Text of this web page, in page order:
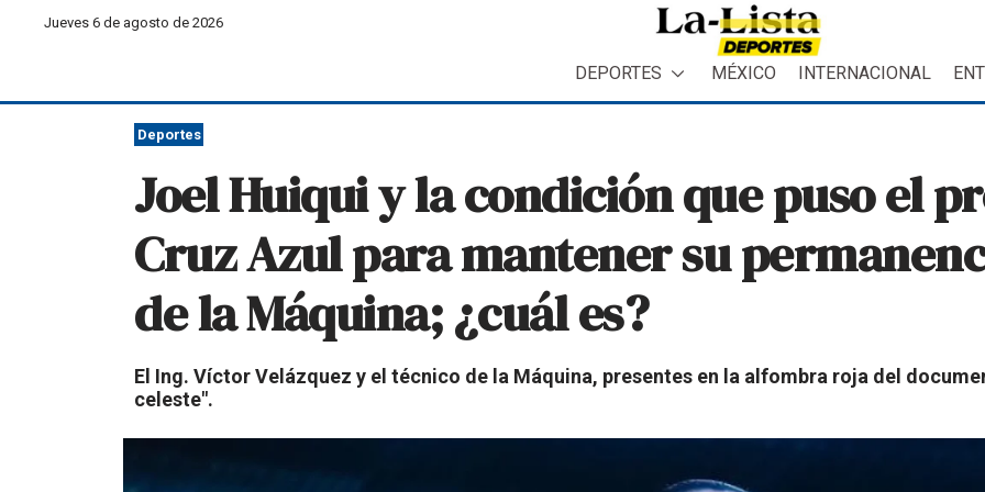
Jueves 6 de agosto de 2026
DEPORTES MÉXICO INTERNACIONAL
Deportes
Joel Huiqui y la condición que puso el
Cruz Azul para mantener su
de la Máquina; ¿cuál es?
El Ing. Víctor Velázquez y el técnico de la Máquina, presentes en la alfombra roja del
celeste".